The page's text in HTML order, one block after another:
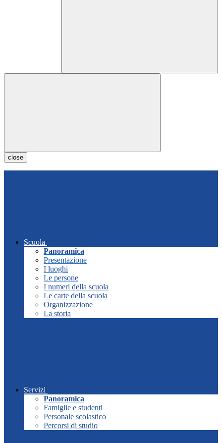
close
Scuola
Panoramica
Presentazione
I luoghi
Le persone
I numeri della scuola
Le carte della scuola
Organizzazione
La storia
Servizi
Panoramica
Famiglie e studenti
Personale scolastico
Percorsi di studio